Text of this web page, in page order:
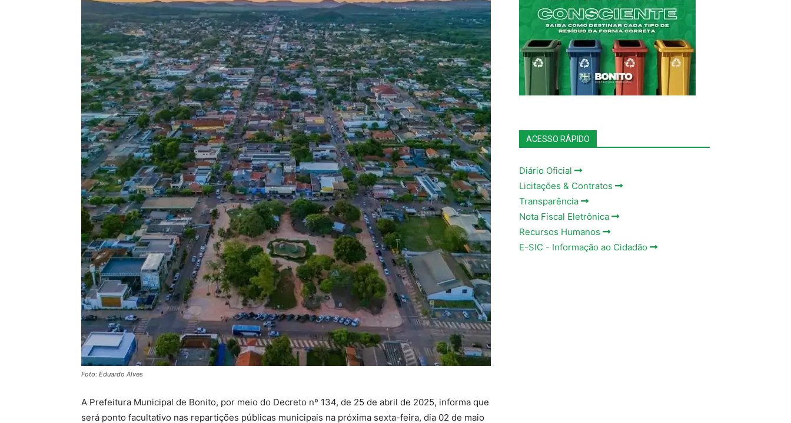
Foto: Eduardo Alves
A Prefeitura Municipal de Bonito, por meio do Decreto nº 134, de 25 de abril de 2025, informa que
será ponto facultativo nas repartições públicas municipais na próxima sexta-feira, dia 02 de maio
ACESSO RÁPIDO
Diário Oficial
Licitações & Contratos
Transparência
Nota Fiscal Eletrônica
Recursos Humanos
E-SIC - Informação ao Cidadão